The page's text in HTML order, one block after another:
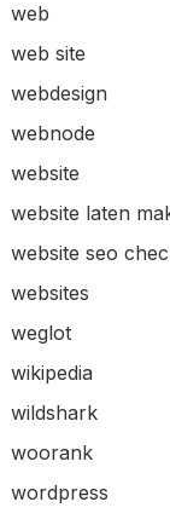
web
web site
webdesign
webnode
website
website laten
website seo
websites
weglot
wikipedia
wildshark
woorank
wordpress